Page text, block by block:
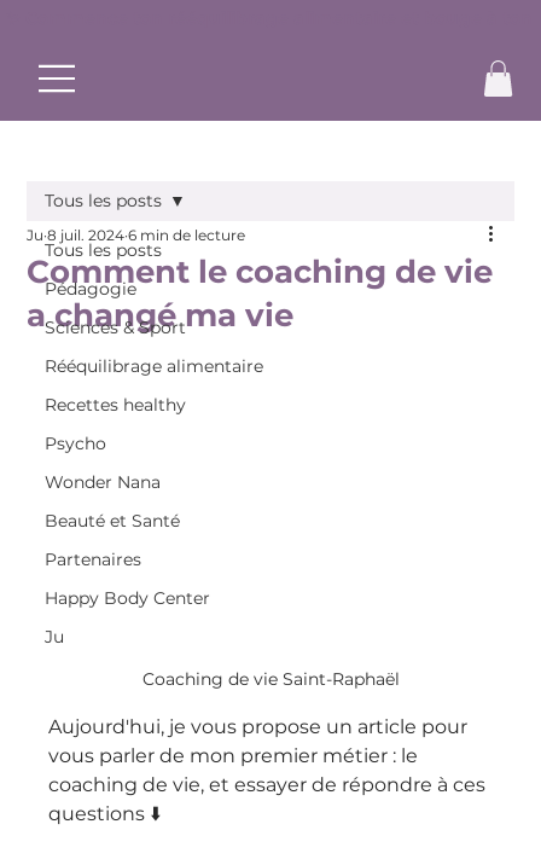
Tous les posts
Pédagogie
Sciences & Sport
Rééquilibrage alimentaire
Recettes healthy
Psycho
Wonder Nana
Beauté et Santé
Partenaires
Happy Body Center
Ju
Tous les posts
Comment le coaching de vie
a changé ma vie
Ju 8 juil. 2024 6 min de lecture
Coaching de vie Saint-Raphaël
Aujourd'hui, je vous propose un article pour
vous parler de mon premier métier : le
coaching de vie, et essayer de répondre à ces
questions ⬇️